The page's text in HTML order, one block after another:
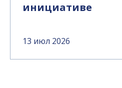
инициативе
13 июл 2026